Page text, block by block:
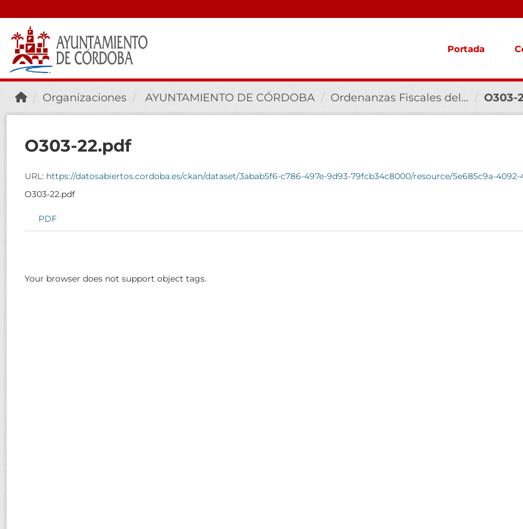
Portada
Organizaciones AYUNTAMIENTO DE CÓRDOBA Ordenanzas Fiscales del... O303-
O303-22.pdf
URL: https://datosabiertos.cordoba.es/ckan/dataset/3abab5f6-c786-497e-9d93-79fcb34c8000/resource/5e685c9a-
O303-22.pdf
PDF
Your browser does not support object tags.